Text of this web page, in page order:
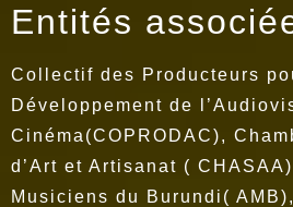
Entités
Collectif des Producteurs
Développement de
Cinéma(COPRODAC),
d’Art et Artisanat (
Musiciens du Burundi(